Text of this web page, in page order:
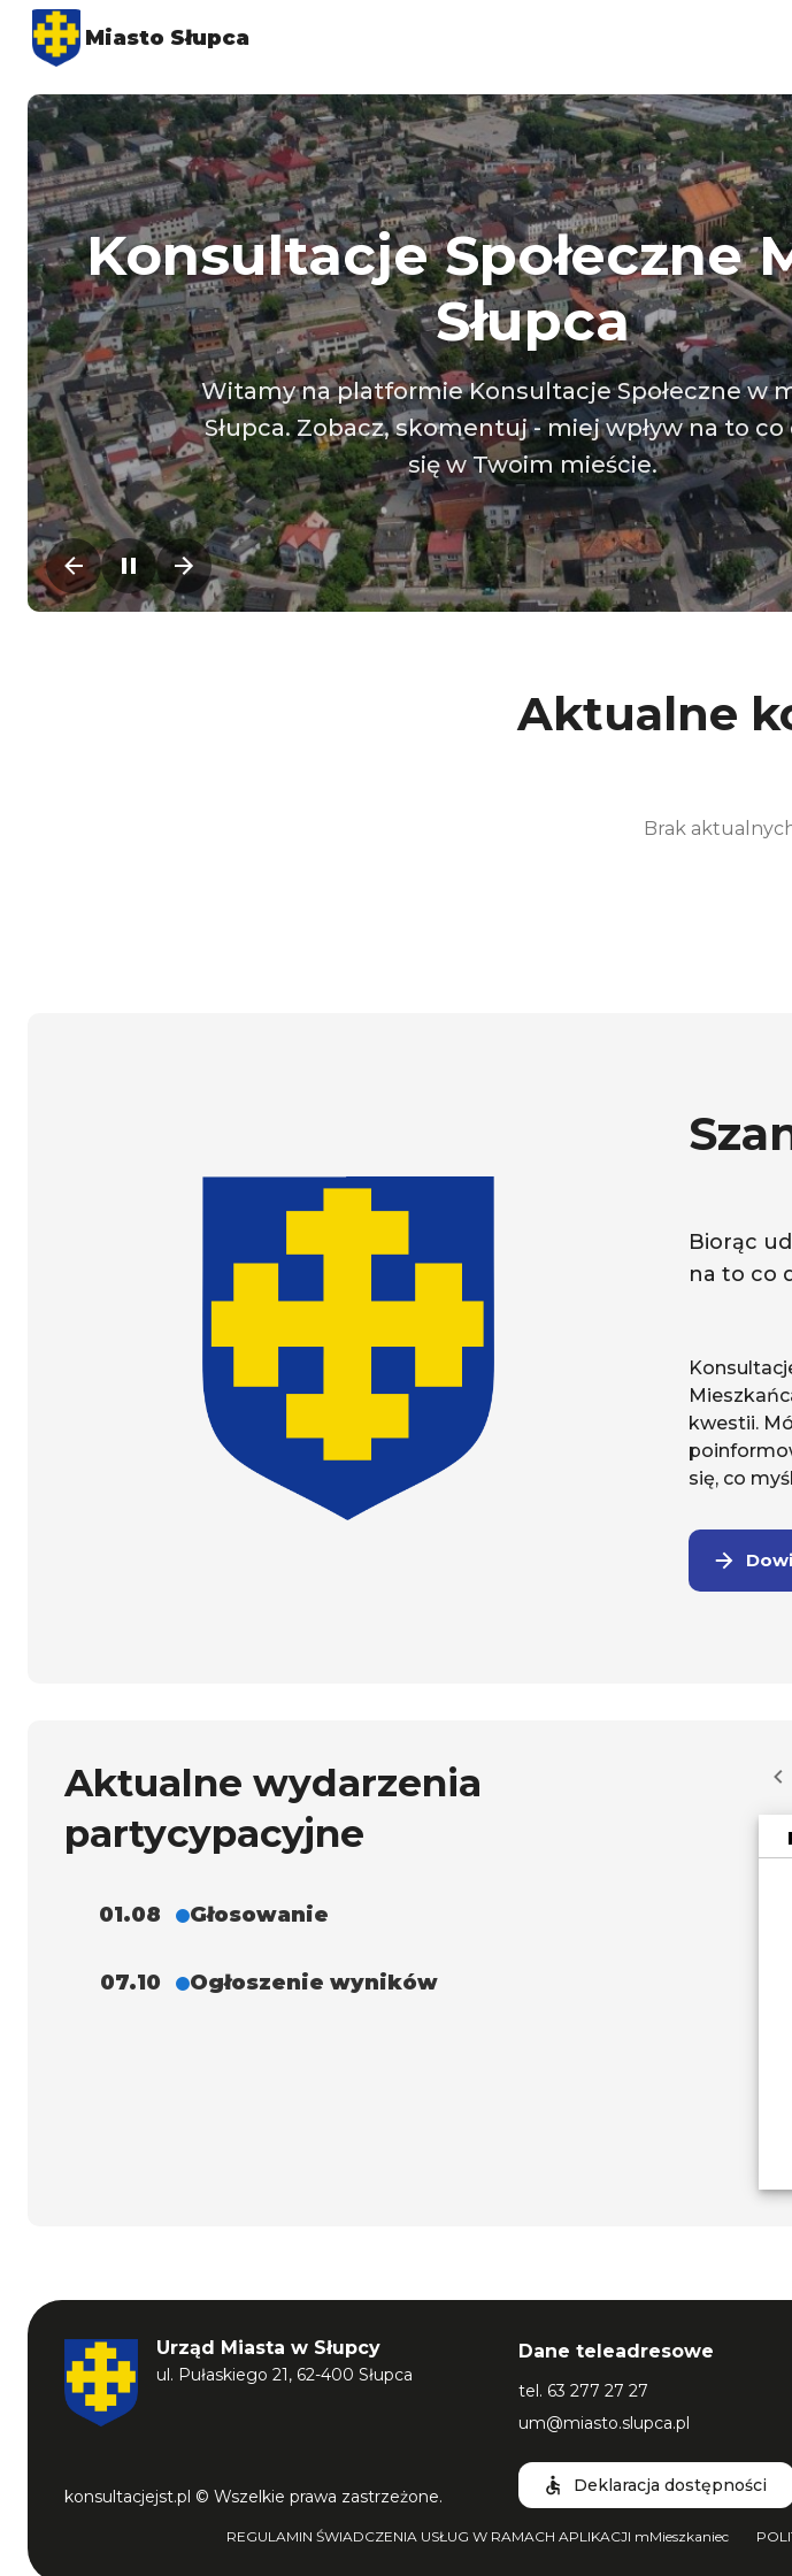
Miasto Słupca
Konsultacje Społeczne
Słupca
Witamy na platformie Konsultacje Społeczne w
Słupca. Zobacz, skomentuj - miej wpływ na to co
się w Twoim mieście.
Aktualne
Brak
Biorąc
na to co
kwestii.
się, co
Aktualne wydarzenia
partycypacyjne
01.08 Głosowanie
07.10 Ogłoszenie wyników
Urząd Miasta w Słupcy
ul. Pułaskiego 21, 62-400 Słupca
Dane teleadresowe
tel. 63 277 27 27
um@miasto.slupca.pl
konsultacjejst.pl © Wszelkie prawa zastrzeżone.
Deklaracja dostępności
REGULAMIN ŚWIADCZENIA USŁUG W RAMACH APLIKACJI mMieszkaniec